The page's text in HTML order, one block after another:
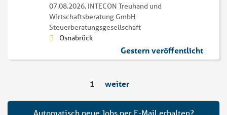
07.08.2026, INTECON Treuhand und
Wirtschaftsberatung GmbH
Steuerberatungsgesellschaft
Osnabrück
Gestern veröffentlicht
1 weiter
Automatisch neue Jobs per E-Mail erhalten?